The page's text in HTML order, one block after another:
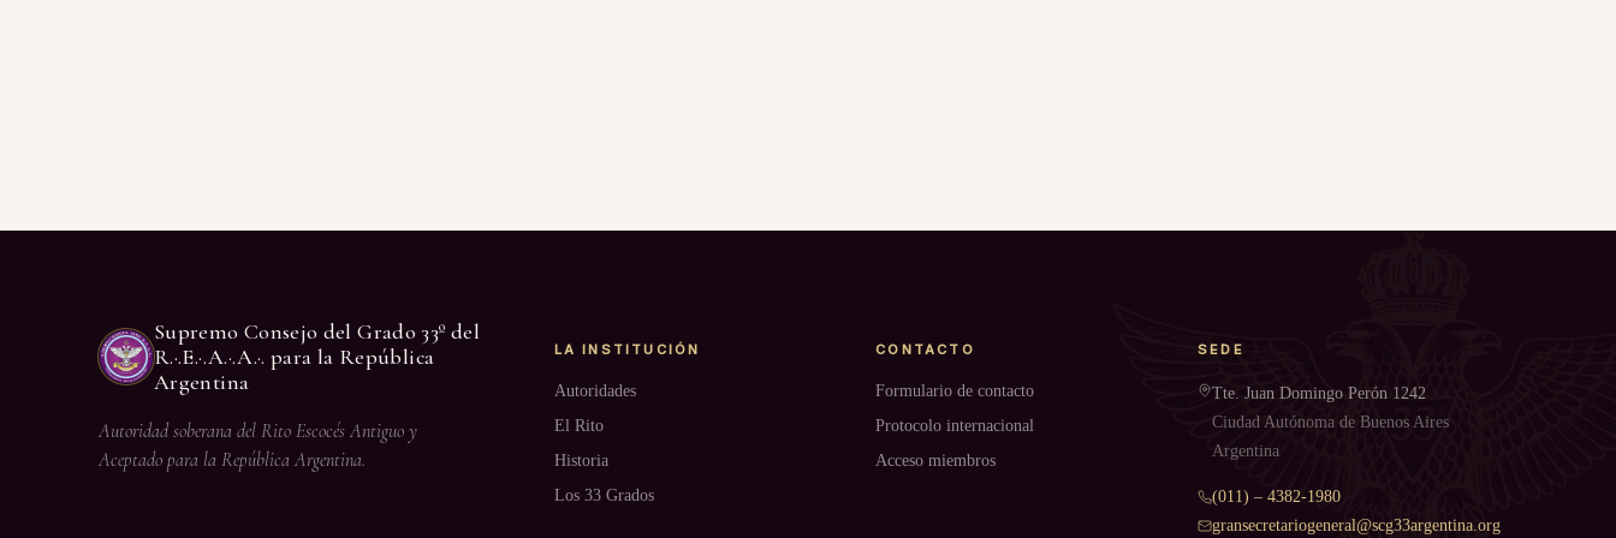
Supremo Consejo del Grado 33º del
R.·.E.·.A.·.A.·. para la República
Argentina
Autoridad soberana del Rito Escocés Antiguo y
Aceptado para la República Argentina.
LA INSTITUCIÓN
Autoridades
El Rito
Historia
Los 33 Grados
CONTACTO
Formulario de contacto
Protocolo internacional
Acceso miembros
SEDE
Tte. Juan Domingo Perón 1242
Ciudad Autónoma de Buenos Aires
Argentina
(011) – 4382-1980
gransecretariogeneral@scg33argentina.org